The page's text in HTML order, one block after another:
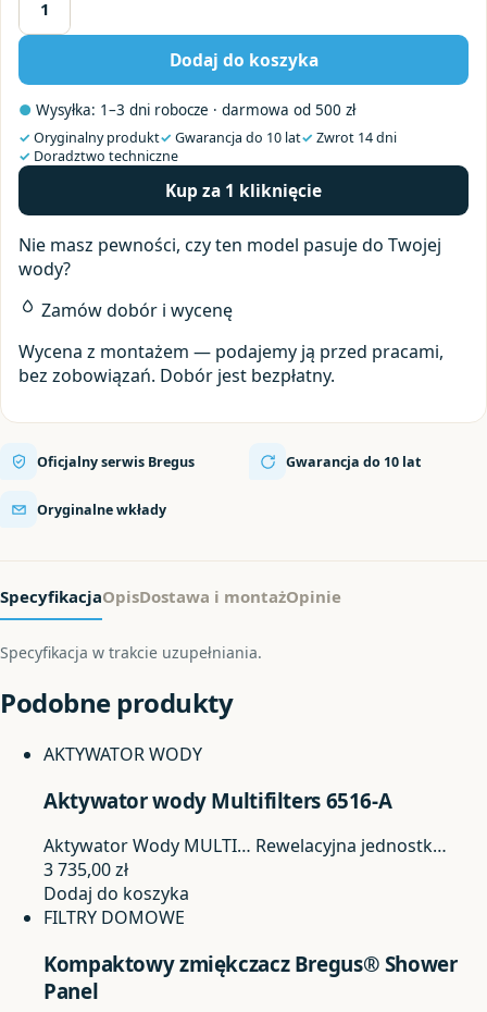
ilość
System
Multifilters
MF-
30-
RZ
Dodaj do koszyka
● Wysyłka: 1–3 dni robocze · darmowa od 500 zł
✓ Oryginalny produkt✓ Gwarancja do 10 lat✓ Zwrot 14 dni
✓ Doradztwo techniczne
Kup za 1 kliknięcie
Nie masz pewności, czy ten model pasuje do Twojej
wody?
Zamów dobór i wycenę
Wycena z montażem — podajemy ją przed pracami,
bez zobowiązań. Dobór jest bezpłatny.
Oficjalny serwis Bregus Gwarancja do 10 lat
Oryginalne wkłady
SpecyfikacjaOpisDostawa i montażOpinie
Specyfikacja w trakcie uzupełniania.
Podobne produkty
AKTYWATOR WODY
Aktywator wody Multifilters 6516-A
Aktywator Wody MULTI… Rewelacyjna jednostk…
3 735,00zł
Dodaj do koszyka
FILTRY DOMOWE
Kompaktowy zmiękczacz Bregus® Shower
Panel